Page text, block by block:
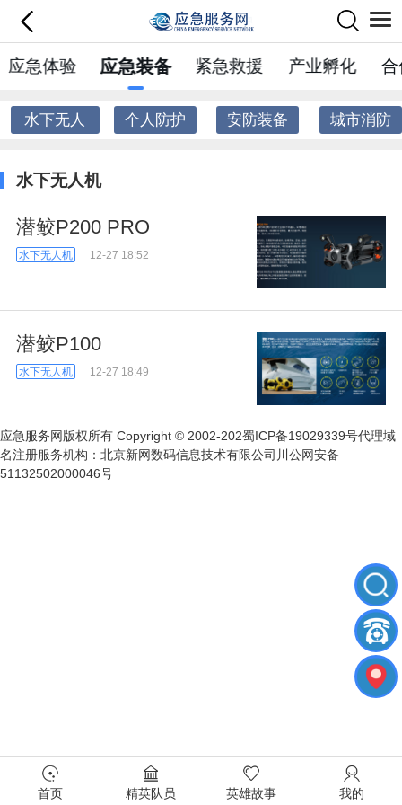
应急体验 应急装备 紧急救援 产业孵化 合
水下无人
个人防护 安防装备 城市消防
水下无人机
潜鲛P200 PRO
水下无人机 12-27 18:52
潜鲛P100
水下无人机 12-27 18:49
首页 精英队员 英雄故事 我的
应急服务网版权所有 Copyright © 2002-202蜀ICP备19029339号代理域
名注册服务机构：北京新网数码信息技术有限公司川公网安备
51132502000046号